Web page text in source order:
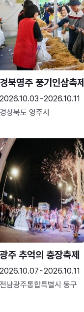
경북영주 풍기인삼축제
2026.10.03~2026.10.11
경상북도 영주시
광주 추억의 충장축제
2026.10.07~2026.10.11
전남광주통합특별시 동구